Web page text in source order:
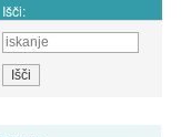
Išči: